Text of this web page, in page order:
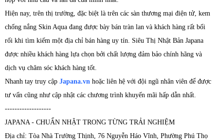
Hiện nay, trên thị trường, đặc biệt là trên các sàn thương mại điện tử, kem
chống nắng Skin Aqua đang được bày bán tràn lan và khách hàng rất bối
rối khi tìm kiếm một địa chỉ bán hàng uy tín. Siêu Thị Nhật Bản Japana
được nhiều khách hàng lựa chọn bởi chất lượng đảm bảo chính hãng và
dịch vụ chăm sóc khách hàng tốt.
Nhanh tay truy cập Japana.vn hoặc liên hệ với đội ngũ nhân viên để được
tư vấn cũng như cập nhật các chương trình khuyến mãi hấp dẫn nhất.
-------------------
JAPANA - CHUẨN NHẬT TRONG TỪNG TRẢI NGHIỆM
Địa chỉ: Tòa Nhà Trường Thịnh, 76 Nguyễn Háo Vĩnh, Phường Phú Thọ